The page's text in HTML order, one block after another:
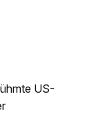
US-